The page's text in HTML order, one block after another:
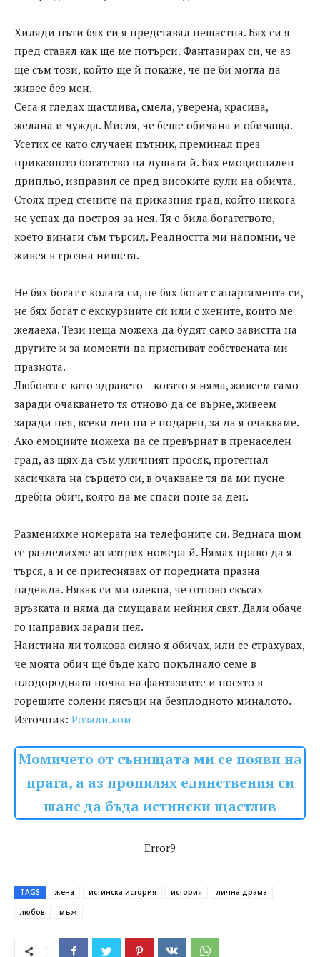
Хиляди пъти бях си я представял нещастна. Бях си я
пред ставял как ще ме потърси. Фантазирах си, че аз
ще съм този, който ще й покаже, че не би могла да
живее без мен.
Сега я гледах щастлива, смела, уверена, красива,
желана и чужда. Мисля, че беше обичана и обичаща.
Усетих се като случаен пътник, преминал през
приказното богатство на душата й. Бях емоционален
дрипльо, изправил се пред високите кули на обичта.
Стоях пред стените на приказния град, който никога
не успах да построя за нея. Тя е била богатството,
което винаги съм търсил. Реалността ми напомни, че
живея в грозна нищета.
Не бях богат с колата си, не бях богат с апартамента си,
не бях богат с екскурзиите си или с жените, които ме
желаеха. Тези неща можеха да будят само завистта на
другите и за моменти да приспиват собствената ми
празнота.
Любовта е като здравето – когато я няма, живеем само
заради очакването тя отново да се върне, живеем
заради нея, всеки ден ни е подарен, за да я очакваме.
Ако емоциите можеха да се превърнат в пренаселен
град, аз щях да съм уличният просяк, протегнал
касичката на сърцето си, в очакване тя да ми пусне
дребна обич, която да ме спаси поне за ден.
Разменихме номерата на телефоните си. Веднага щом
се разделихме аз изтрих номера й. Нямах право да я
търся, а и се притеснявах от поредната празна
надежда. Някак си ми олекна, че отново скъсах
връзката и няма да смущавам нейния свят. Дали обаче
го направих заради нея.
Наистина ли толкова силно я обичах, или се страхувах,
че моята обич ще бъде като покълнало семе в
плодородната почва на фантазиите и посято в
горещите солени пясъци на безплодното миналото.
Източник: Розали.ком
Момичето от сънищата ми се появи на
прага, а аз пропилях единствения си
шанс да бъда истински щастлив
Error9
TAGS жена истинска история история
лична драма
любов
мъж